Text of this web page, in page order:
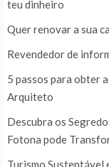
teu dinheiro
Quer renovar a sua
Revendedor de
5 passos para obter
Arquiteto
Descubra os
Fotona pode
Turismo Sustentável